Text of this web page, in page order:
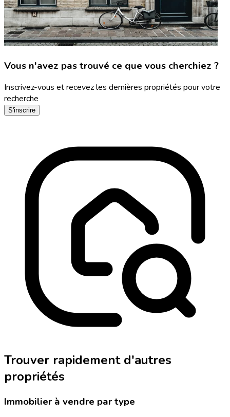
Vous n'avez pas trouvé ce que vous cherchiez ?
Inscrivez-vous et recevez les dernières propriétés pour votre
recherche
S'inscrire
Trouver rapidement d'autres
propriétés
Immobilier à vendre par type